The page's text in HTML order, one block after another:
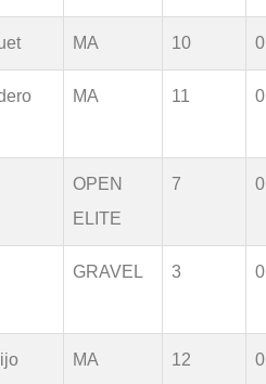
MA 10
MA 11
OPEN
ELITE
7
GRAVEL 3
MA 12